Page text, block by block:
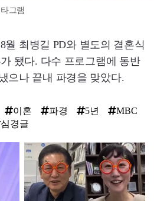
그램
월 최병길 PD와 별도의 결혼식
됐다. 다수 프로그램에 동반
으나 끝내 파경을 맞았다.
이혼 파경 5년
MBC
심경글